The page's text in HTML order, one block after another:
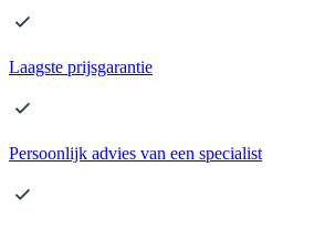
Laagste prijsgarantie
Persoonlijk advies van een specialist